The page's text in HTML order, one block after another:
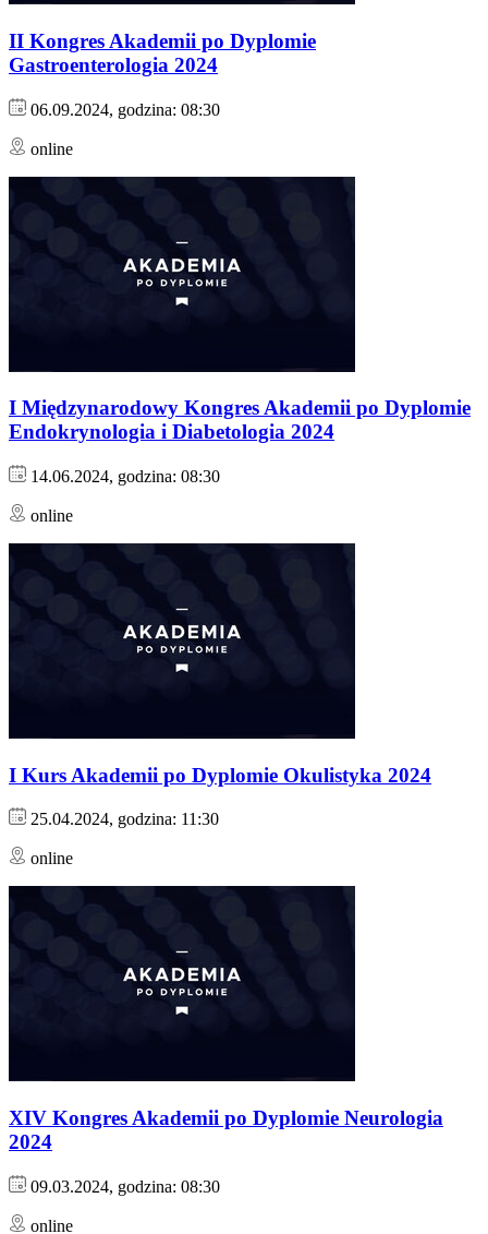
II Kongres Akademii po Dyplomie
Gastroenterologia 2024
06.09.2024, godzina: 08:30
online
I Międzynarodowy Kongres Akademii po Dyplomie
Endokrynologia i Diabetologia 2024
14.06.2024, godzina: 08:30
online
I Kurs Akademii po Dyplomie Okulistyka 2024
25.04.2024, godzina: 11:30
online
XIV Kongres Akademii po Dyplomie Neurologia
2024
09.03.2024, godzina: 08:30
online